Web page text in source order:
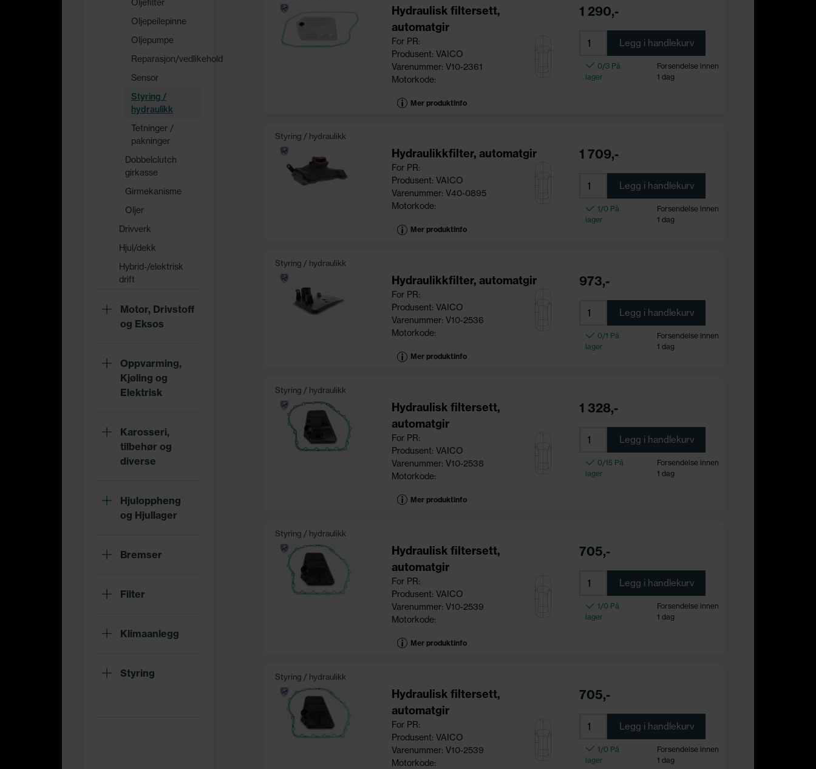
Oljefilter
Oljepeilepinne
Oljepumpe
Reparasjon/vedlikehold
Sensor
Styring /
hydraulikk
Tetninger /
pakninger
Dobbelclutch
girkasse
Girmekanisme
Oljer
Drivverk
Hjul/dekk
Hybrid-/elektrisk
drift
Motor, Drivstoff
og Eksos
Oppvarming,
Kjøling og
Elektrisk
Karosseri,
tilbehør og
diverse
Hjuloppheng
og Hjullager
Bremser
Filter
Klimaanlegg
Styring
Hydraulisk filtersett,
automatgir
For PR:
Produsent: VAICO
Varenummer: V10-2361
Motorkode:
Mer produktinfo
1 290,-
Legg i handlekurv
0/3 På
lager
Forsendelse innen
1 dag
Styring / hydraulikk
Hydraulikkfilter, automatgir
For PR:
Produsent: VAICO
Varenummer: V40-0895
Motorkode:
Mer produktinfo
1 709,-
Legg i handlekurv
1/0 På
lager
Forsendelse innen
1 dag
Styring / hydraulikk
Hydraulikkfilter, automatgir
For PR:
Produsent: VAICO
Varenummer: V10-2536
Motorkode:
Mer produktinfo
973,-
Legg i handlekurv
0/1 På
lager
Forsendelse innen
1 dag
Styring / hydraulikk
Hydraulisk filtersett,
automatgir
For PR:
Produsent: VAICO
Varenummer: V10-2538
Motorkode:
Mer produktinfo
1 328,-
Legg i handlekurv
0/15 På
lager
Forsendelse innen
1 dag
Styring / hydraulikk
Hydraulisk filtersett,
automatgir
For PR:
Produsent: VAICO
Varenummer: V10-2539
Motorkode:
Mer produktinfo
705,-
Legg i handlekurv
1/0 På
lager
Forsendelse innen
1 dag
Styring / hydraulikk
Hydraulisk filtersett,
automatgir
For PR:
Produsent: VAICO
Varenummer: V10-2539
Motorkode:
705,-
Legg i handlekurv
1/0 På
lager
Forsendelse innen
1 dag